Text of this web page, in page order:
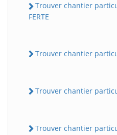
Trouver chantier
FERTE
Trouver chantier
Trouver chantier
Trouver chantier